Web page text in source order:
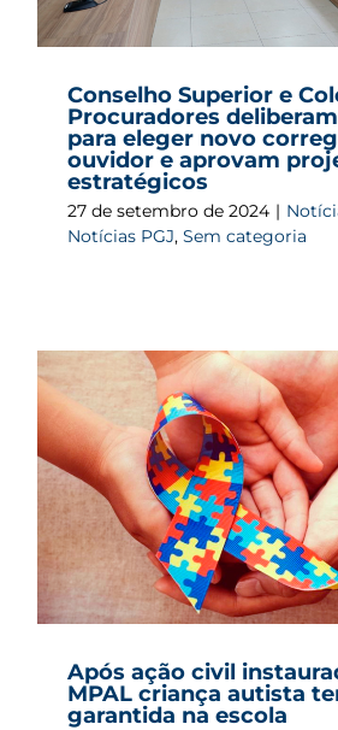
Conselho Superior e
Procuradores
para eleger novo
ouvidor e aprovam
estratégicos
27 de setembro de 2024 |
Notícias PGJ, Sem categoria
Após ação civil
MPAL criança autista
garantida na escola